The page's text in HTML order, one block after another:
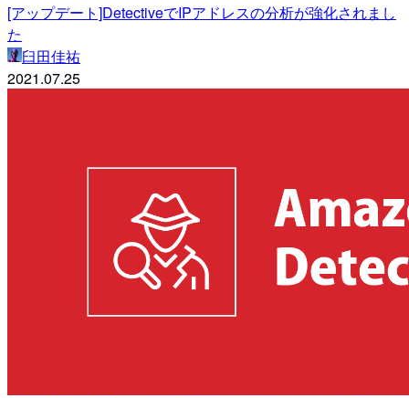
[アップデート]DetectiveでIPアドレスの分析が強化されまし
た
臼田佳祐
2021.07.25